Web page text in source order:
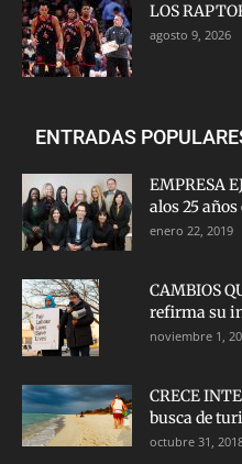
LOS
agosto 9, 2026
ENTRADAS
EMPRESA
alos 25 años
enero 22, 2019
CAMBIOS
refirma su
noviembre 1,
CRECE
busca de
octubre 31,